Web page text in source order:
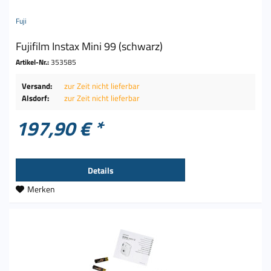
Fuji
Fujifilm Instax Mini 99 (schwarz)
Artikel-Nr.:353585
Versand:
zur Zeit nicht lieferbar
Alsdorf:
zur Zeit nicht lieferbar
197,90 € *
Details
Merken